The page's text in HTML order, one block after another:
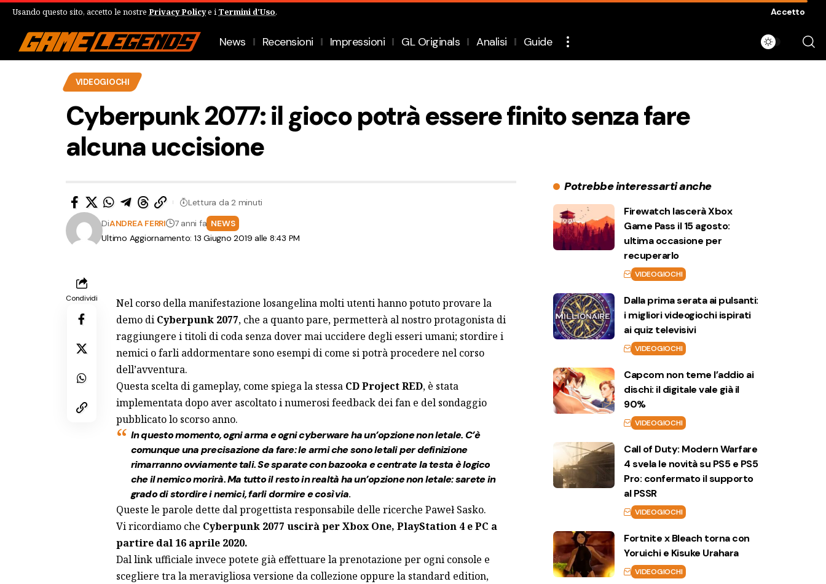
Usando questo sito, accetto le nostre Privacy Policye i Termini d'Uso. Accetto
News Recensioni Impressioni GL Originals Analisi Guide
VIDEOGIOCHI
Cyberpunk 2077: il gioco potrà essere finito senza fare
alcuna uccisione
Ultimo Aggiornamento: 13 Giugno 2019 alle 8:43 PM
DiANDREA FERRI 7 anni fa NEWS
Lettura da 2 minuti
Condividi
Nel corso della manifestazione losangelina molti utenti hanno potuto provare la
demo diCyberpunk 2077, che a quanto pare, permetterà al nostro protagonista di
raggiungere i titoli di coda senza dover mai uccidere degli esseri umani; stordire i
nemici o farli addormentare sono esempi di come si potrà procedere nel corso
dell’avventura.
Questa scelta di gameplay, come spiega la stessa CD Project RED, è stata
implementata dopo aver ascoltato i numerosi feedback dei fan e del sondaggio
pubblicato lo scorso anno.
In questo momento, ogni arma e ogni cyberware ha un’opzione non letale. C’è
comunque una precisazione da fare: le armi che sono letali per definizione
rimarranno ovviamente tali. Se sparate con bazooka e centrate la testa è logico
che il nemico morirà. Ma tutto il resto in realtà ha un’opzione non letale: sarete in
grado di stordire i nemici, farli dormire e così via.
Queste le parole dette dal progettista responsabile delle ricerche Paweł Sasko.
Vi ricordiamo che Cyberpunk 2077 uscirà per Xbox One, PlayStation 4 e PC a
partire dal 16 aprile 2020.
Dallinkufficiale invece potete già effettuare la prenotazione per ogni console e
scegliere tra la meravigliosa versione da collezione oppure la standard edition,
Potrebbe interessarti anche
Firewatch lascerà Xbox
Game Pass il 15 agosto:
ultima occasione per
recuperarlo
VIDEOGIOCHI
Dalla prima serata ai pulsanti:
i migliori videogiochi ispirati
ai quiz televisivi
VIDEOGIOCHI
Capcom non teme l’addio ai
dischi: il digitale vale già il
90%
VIDEOGIOCHI
Call of Duty: Modern Warfare
4 svela le novità su PS5 e PS5
Pro: confermato il supporto
al PSSR
VIDEOGIOCHI
Fortnite x Bleach torna con
Yoruichi e Kisuke Urahara
VIDEOGIOCHI